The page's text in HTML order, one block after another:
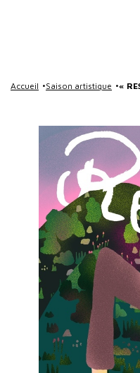
Accueil Saison artistique «